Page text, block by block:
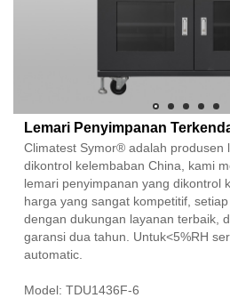
Lemari Penyimpanan
Climatest Symor® adalah produsen
dikontrol kelembaban China, kami
lemari penyimpanan yang dikontrol
harga yang sangat kompetitif,
dengan dukungan layanan terbaik,
garansi dua tahun. Untuk<5%RH
automatic.
Model: TDU1436F-6